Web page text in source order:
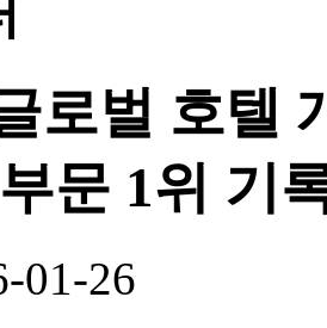
로벌 호텔
문 1위 기
01-26